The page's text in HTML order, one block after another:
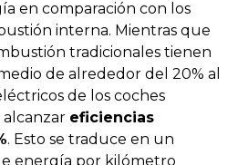
en comparación con los
interna. Mientras que
tradicionales tienen
de alrededor del 20% al
de los coches
eficiencias
. Esto se traduce en un
energía por kilómetro